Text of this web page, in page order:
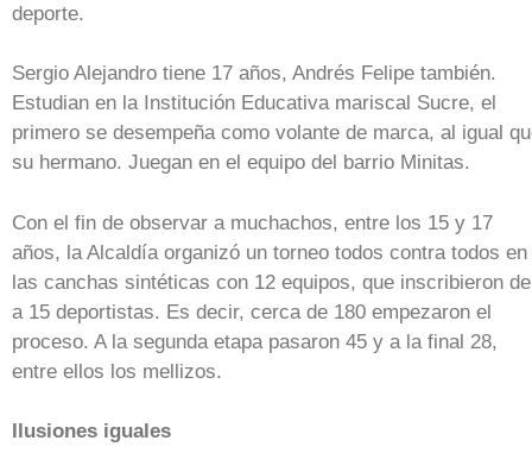
deporte.
Sergio Alejandro tiene 17 años, Andrés Felipe también.
Estudian en la Institución Educativa mariscal Sucre, el
primero se desempeña como volante de marca, al igual
su hermano. Juegan en el equipo del barrio Minitas.
Con el fin de observar a muchachos, entre los 15 y 17
años, la Alcaldía organizó un torneo todos contra todos en
las canchas sintéticas con 12 equipos, que inscribieron de
a 15 deportistas. Es decir, cerca de 180 empezaron el
proceso. A la segunda etapa pasaron 45 y a la final 28,
entre ellos los mellizos.
Ilusiones iguales